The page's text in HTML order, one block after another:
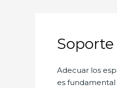
Adecuar los
es